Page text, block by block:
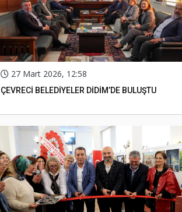
27 Mart 2026, 12:58
ÇEVRECİ BELEDİYELER DİDİM’DE BULUŞTU